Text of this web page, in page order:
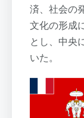
済、社会の
文化の形成
とし、中央
いた。